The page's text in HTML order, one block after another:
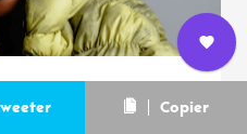
Newsletter
Copier
de silence pour